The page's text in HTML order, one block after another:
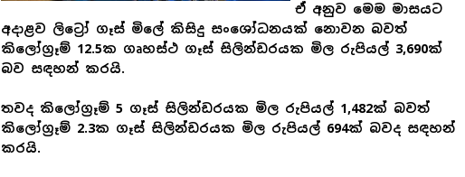
ඒ අනුව මෙම මාසයට
අදාළව ලිට්‍රෝ ගෑස් මිලේ කිසිදු සංශෝධනයක් නොවන බවත්
කිලෝග්‍රෑම් 12.5ක ගෘහස්ථ ගෑස් සිලින්ඩරයක මිල රුපියල් 3,690ක්
බව සඳහන් කරයි.
තවද කිලෝග්‍රෑම් 5 ගෑස් සිලින්ඩරයක මිල රුපියල් 1,482ක් බවත්
කිලෝග්‍රෑම් 2.3ක ගෑස් සිලින්ඩරයක මිල රුපියල් 694ක් බවද සඳහන්
කරයි.